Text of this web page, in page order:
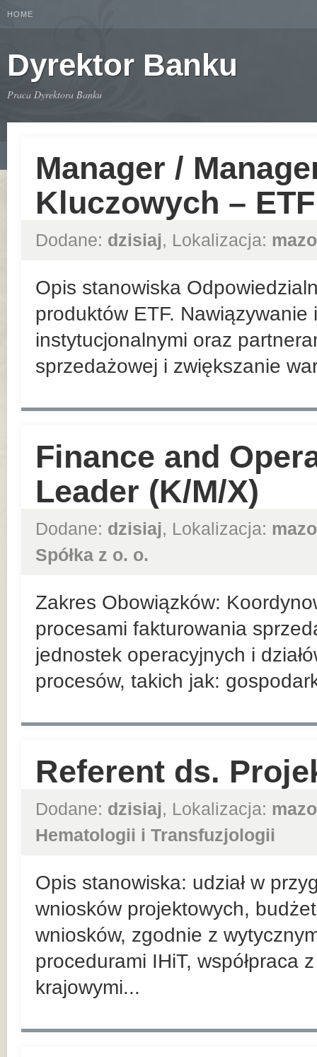
HOME
Dyrektor Banku
Praca Dyrektora Banku
Manager /
Kluczowych – ETF
Dodane: dzisiaj, Lokalizacja:
Opis stanowiska
produktów ETF.
instytucjonalnymi oraz
sprzedażowej i zwiększanie
Finance and
Leader (K/M/X)
Dodane: dzisiaj, Lokalizacja:
Spółka z o. o.
Zakres Obowiązków:
procesami fakturowania
jednostek operacyjnych i
procesów, takich jak:
Referent ds.
Dodane: dzisiaj, Lokalizacja:
Hematologii i Transfuzjologii
Opis stanowiska: udział w
wniosków projektowych,
wniosków, zgodnie z
procedurami IHiT, współpraca
krajowymi...